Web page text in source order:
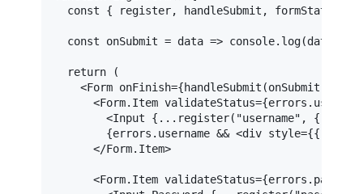
const { register, handleSubmit, formState
const onSubmit = data => console. log(data);
return (
<Form onFinish={handleSubmit(onSubmit)}
<Form.Item validateStatus=
<Input { ...register("username", {
        {errors.username &&
<div style={{
</Form.Item>
<Form.Item validateStatus=